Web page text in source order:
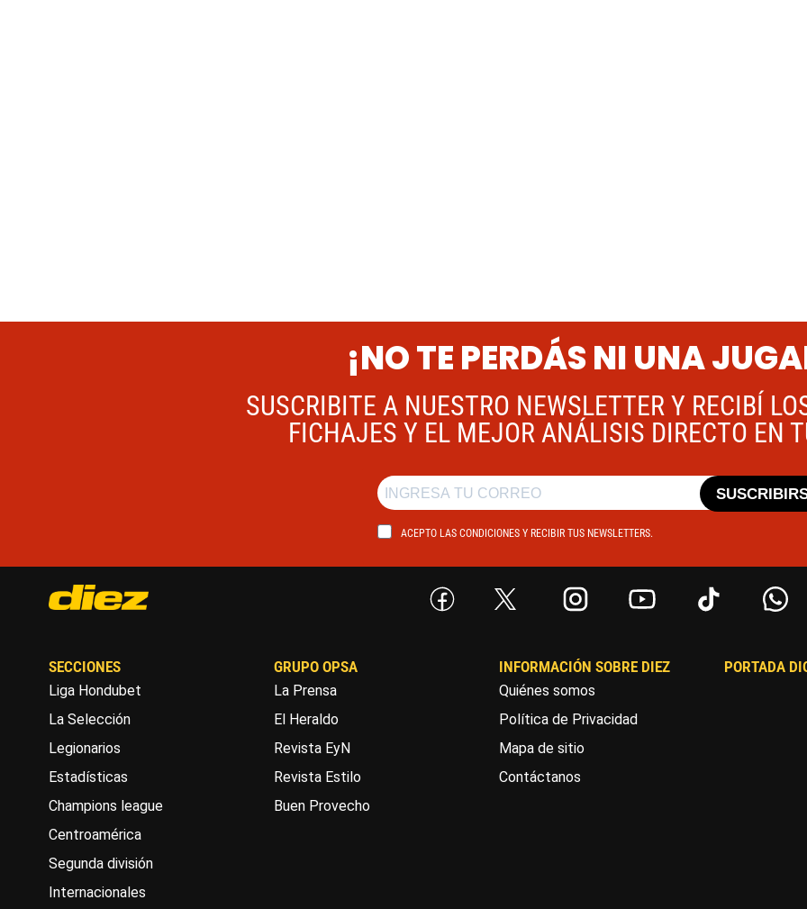
¡NO TE PERDÁS NI UNA
SUSCRIBITE A NUESTRO NEWSLETTER Y RECIBÍ
FICHAJES Y EL MEJOR ANÁLISIS DIRECTO EN
ACEPTO LAS CONDICIONES Y RECIBIR TUS NEWSLETTERS.
SECCIONES
Liga Hondubet
La Selección
Legionarios
Estadísticas
Champions league
Centroamérica
Segunda división
Internacionales
GRUPO OPSA
La Prensa
El Heraldo
Revista EyN
Revista Estilo
Buen Provecho
INFORMACIÓN SOBRE DIEZ
Quiénes somos
Política de Privacidad
Mapa de sitio
Contáctanos
PORTADA